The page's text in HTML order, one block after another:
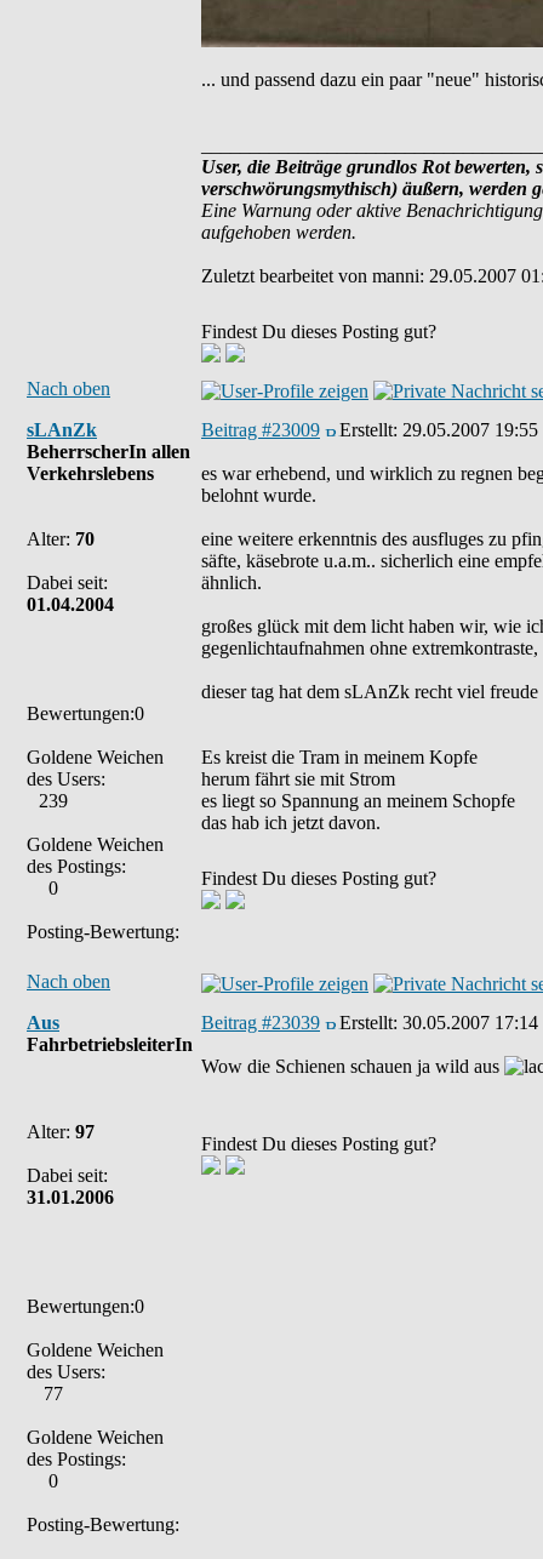
... und passend dazu ein paar "neue"
User, die Beiträge grundlos Rot
verschwörungsmythisch) äußern, werden
Eine Warnung oder aktive
aufgehoben werden.
Zuletzt bearbeitet von manni: 29.05.2007
Findest Du dieses Posting gut?
Nach oben
sLAnZk
BeherrscherIn allen
Verkehrslebens
Alter: 70
Dabei seit:
01.04.2004
Bewertungen:0
Goldene Weichen
des Users:
239
Goldene Weichen
des Postings:
0
Posting-Bewertung:
Beitrag #23009 Erstellt: 29.05.2007 19:55
es war erhebend, und wirklich zu regnen
belohnt wurde.
eine weitere erkenntnis des ausfluges zu
säfte, käsebrote u.a.m.. sicherlich eine
ähnlich.
großes glück mit dem licht haben wir, wie
gegenlichtaufnahmen ohne
dieser tag hat dem sLAnZk recht viel freude
Es kreist die Tram in meinem Kopfe
herum fährt sie mit Strom
es liegt so Spannung an meinem Schopfe
das hab ich jetzt davon.
Findest Du dieses Posting gut?
Nach oben
Aus
FahrbetriebsleiterIn
Alter: 97
Dabei seit:
31.01.2006
Bewertungen:0
Goldene Weichen
des Users:
77
Goldene Weichen
des Postings:
0
Posting-Bewertung:
Beitrag #23039 Erstellt: 30.05.2007 17:14
Wow die Schienen schauen ja wild aus
Findest Du dieses Posting gut?